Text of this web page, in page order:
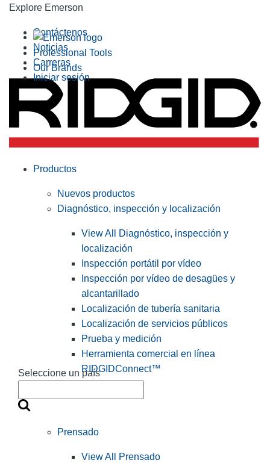
Explore Emerson
Professional Tools
Our Brands
Contáctenos
Noticias
Carreras
Iniciar sesión
Seleccione un país
Productos
Nuevos productos
Diagnóstico, inspección y localización
View All Diagnóstico, inspección y
localización
Inspección portátil por vídeo
Inspección por vídeo de desagües y
alcantarillado
Localización de tubería sanitaria
Localización de servicios públicos
Prueba y medición
Herramienta comercial en línea
RIDGIDConnect™
Prensado
View All Prensado